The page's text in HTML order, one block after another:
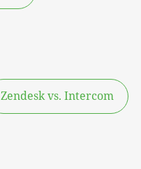
Zendesk vs. Intercom